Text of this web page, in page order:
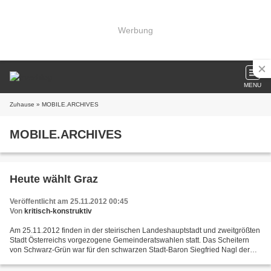
Werbung
MENU
Zuhause » MOBILE.ARCHIVES
MOBILE.ARCHIVES
Heute wählt Graz
Veröffentlicht am 25.11.2012 00:45
Von kritisch-konstruktiv
Am 25.11.2012 finden in der steirischen Landeshauptstadt und zweitgrößten
Stadt Österreichs vorgezogene Gemeinderatswahlen statt. Das Scheitern
von Schwarz-Grün war für den schwarzen Stadt-Baron Siegfried Nagl der